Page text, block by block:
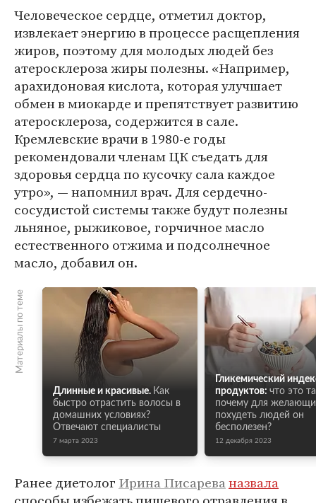
Человеческое сердце, отметил доктор,
извлекает энергию в процессе расщепления
жиров, поэтому для молодых людей без
атеросклероза жиры полезны. «Например,
арахидоновая кислота, которая улучшает
обмен в миокарде и препятствует развитию
атеросклероза, содержится в сале.
Кремлевские врачи в 1980-е годы
рекомендовали членам ЦК съедать для
здоровья сердца по кусочку сала каждое
утро», — напомнил врач. Для сердечно-
сосудистой системы также будут полезны
льняное, рыжиковое, горчичное масло
естественного отжима и подсолнечное
масло, добавил он.
Материалы по теме
Длинные и красивые. Как
быстро отрастить волосы в
домашних условиях?
Отвечают специалисты
7 марта 2023
Гликемический
продуктов: что это
почему для
похудеть людей он
бесполезен?
12 декабря 2023
Ранее диетолог Ирина Писареваназвала